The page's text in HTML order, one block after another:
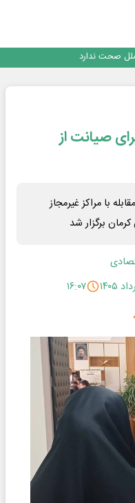
صیانت از
با مراکز غیرمجاز
۱۶:۰۷